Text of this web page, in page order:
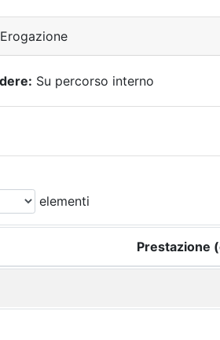
Su percorso interno
elementi
Prestazione